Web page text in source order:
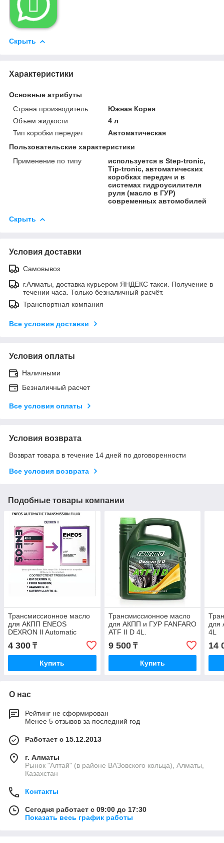

Скрыть
Характеристики
Основные атрибуты
Страна производитель
Южная Корея
Объем жидкости
4 л
Тип коробки передач
Автоматическая
Пользовательские характеристики
Применение по типу
используется в Step-tronic,
Tip-tronic, автоматических
коробках передач и в
системах гидроусилителя
руля (масло в ГУР)
современных автомобилей
Скрыть
Условия доставки
Самовывоз
г.Алматы, доставка курьером ЯНДЕКС такси. Получение в
течении часа. Только безналичный расчёт.
Транспортная компания
Все условия доставки
Условия оплаты
Наличными
Безналичный расчет
Все условия оплаты
Условия возврата
Возврат товара в течение 14 дней по договоренности
Все условия возврата
Подобные товары компании
Трансмиссионное масло
для АКПП ENEOS
DEXRON II Automatic
Transmission Fluid 1L
4 300 ₸
Купить
Трансмиссионное масло
для АКПП и ГУР FANFARO
ATF II D 4L.
9 500₸
Купить
для
4L
14
О нас
Рейтинг не сформирован
Менее 5 отзывов за последний год
Работает с 15.12.2013
г. Алматы
Рынок "Алтай" (в районе ВАЗовского кольца), Алматы,
Казахстан
Контакты
Сегодня работает с 09:00 до 17:30
Показать весь график работы